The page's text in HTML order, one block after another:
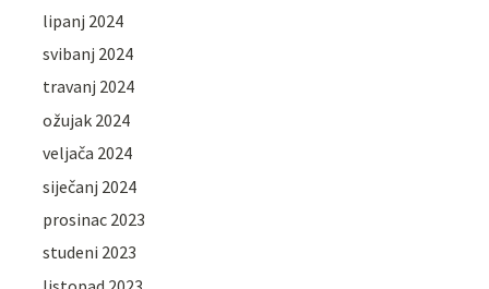
lipanj 2024
svibanj 2024
travanj 2024
ožujak 2024
veljača 2024
siječanj 2024
prosinac 2023
studeni 2023